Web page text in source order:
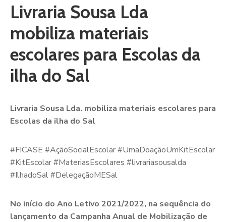
Livraria Sousa Lda
mobiliza materiais
escolares para Escolas da
ilha do Sal
Livraria Sousa Lda. mobiliza materiais escolares para
Escolas da ilha do Sal
#FICASE #AçãoSocialEscolar #UmaDoaçãoUmKitEscolar
#KitEscolar #MateriasEscolares #livrariasousalda
#IlhadoSal #DelegaçãoMESal
No início do Ano Letivo 2021/2022, na sequência do
lançamento da Campanha Anual de Mobilização de